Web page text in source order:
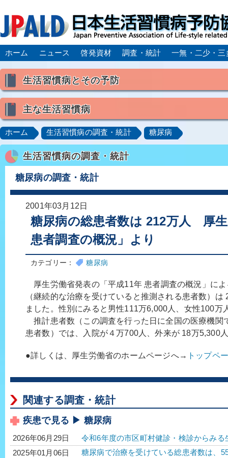
ホーム ニュース 啓発資材 調査・統計 一無・二少・三
生活習慣病とその予防
喫煙
食生活
主な生活習慣病
高血圧 脂質異常症（高脂血症） 糖尿病
肥満症／メタボリックシンドローム
動脈硬化
心
脂肪肝／NAFLD／NASH
アルコール肝疾患
ロコモティブシンドローム／サルコペニア／フレイル
ホーム 生活習慣病の調査・統計 糖尿病
生活習慣病の調査・統計
糖尿病の調査・統計
2001年03月12日
糖尿病の総患者数は 212万人 厚
患者調査の概況」より
カテゴリー： 糖尿病
厚生労働省発表の「平成11年 患者調査の概況」に
（継続的な治療を受けていると推測される患者数）
ました。性別にみると男性111万6,000人、女性100万
推計患者数（この調査を行った日に全国の医療機関
患者数）では、入院が４万700人、外来が 18万5,300
●詳しくは、厚生労働省のホームページへ→ トップペ
関連する調査・統計
疾患で見る ▶ 糖尿病
2026年06月29日
令和6年度の市区町村健診・検診からみ
2025年01月06日
糖尿病で治療を受けている総患者数は